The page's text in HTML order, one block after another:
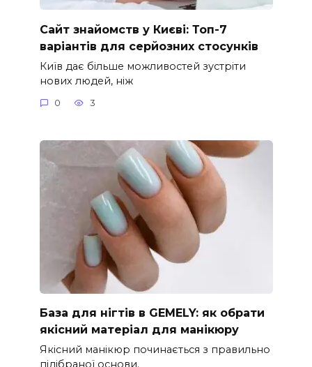
Сайт знайомств у Києві: Топ-7
варіантів для серйозних стосунків
Київ дає більше можливостей зустріти
нових людей, ніж
0 3
База для нігтів в GEMELY: як обрати
якісний матеріал для манікюру
Якісний манікюр починається з правильно
підібраної основи.